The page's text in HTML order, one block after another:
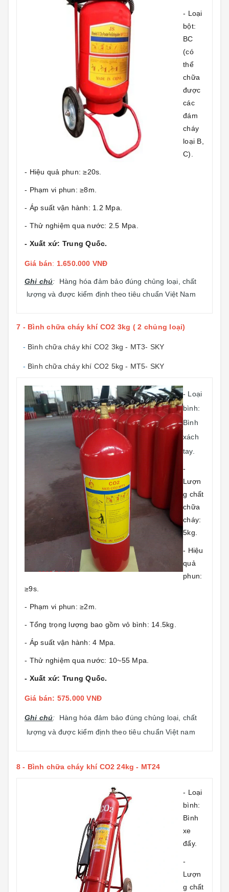
- Loại
bột:
BC
(có
thể
chữa
được
các
đám
cháy
loại B,
C).
- Hiệu quả phun: ≥20s.
- Phạm vi phun: ≥8m.
- Áp suất vận hành: 1.2 Mpa.
- Thử nghiệm qua nước: 2.5 Mpa.
- Xuất xứ: Trung Quốc.
Giá bán: 1.650.000 VNĐ
Ghi chú: Hàng hóa đảm bảo đúng chủng loại, chất
lượng và được kiểm định theo tiêu chuẩn Việt Nam
7 - Bình chữa cháy khí CO2 3kg ( 2 chủng loại)
- Bình chữa cháy khí CO2 3kg - MT3- SKY
- Bình chữa cháy khí CO2 5kg - MT5- SKY
- Loại
bình:
Bình
xách
tay.
-
Lượn
g chất
chữa
cháy:
5kg.
- Hiệu
quả
phun:
≥9s.
- Phạm vi phun: ≥2m.
- Tổng trọng lượng bao gồm vỏ bình: 14.5kg.
- Áp suất vận hành: 4 Mpa.
- Thử nghiệm qua nước: 10~55 Mpa.
- Xuất xứ: Trung Quốc.
Giá bán: 575.000 VNĐ
Ghi chú: Hàng hóa đảm bảo đúng chủng loại, chất
lượng và được kiểm định theo tiêu chuẩn Việt nam
8 - Bình chữa cháy khí CO2 24kg - MT24
- Loại
bình:
Bình
xe
đẩy.
-
Lượn
g chất